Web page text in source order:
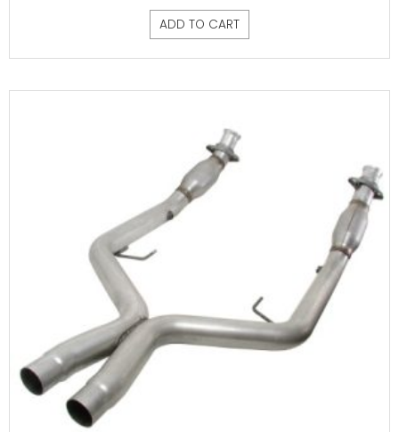
ADD TO CART